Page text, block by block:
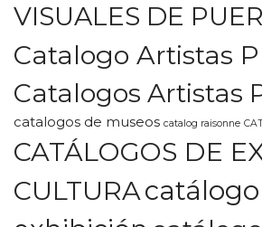
VISUALES DE
Catalogo Artistas
Catalogos Artistas
catalogos de museos catalog raisonne
CATÁLOGOS DE
CULTURA